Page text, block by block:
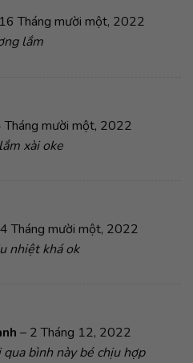
16 Tháng mười một, 2022
lắm
Tháng mười một, 2022
xài oke
Tháng mười một, 2022
nhiệt khá ok
– 2 Tháng 12, 2022
bình này bé chịu hợp